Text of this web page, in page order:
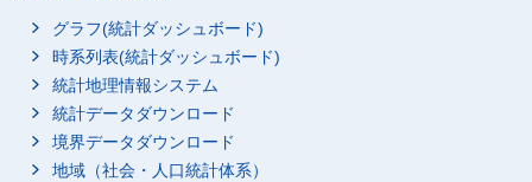
グラフ(統計ダッシュボード)
時系列表(統計ダッシュボード)
統計地理情報システム
統計データダウンロード
境界データダウンロード
地域（社会・人口統計体系）